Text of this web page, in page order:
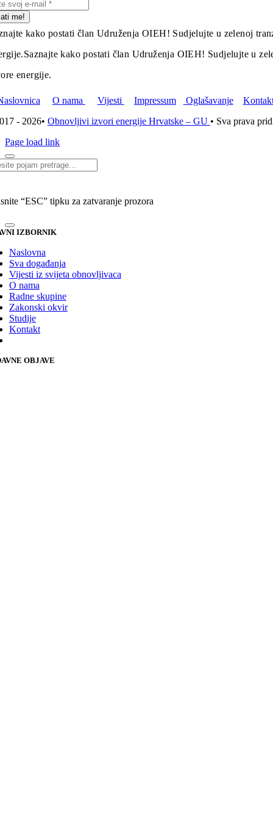
me!
kako postati član Udruženja OIEH! Sudjelujte u zelenoj
Saznajte kako postati član Udruženja OIEH! Sudjelujte u
energije.
O nama Vijesti Impressum Oglašavanje
- 2026• Obnovljivi izvori energije Hrvatske – GU • Sva prava
Page load link
“ESC” tipku za zatvaranje prozora
IZBORNIK
Naslovna
Sva događanja
Vijesti iz svijeta obnovljivaca
O nama
Radne skupine
Zakonski okvir
Studije
Kontakt
OBJAVE